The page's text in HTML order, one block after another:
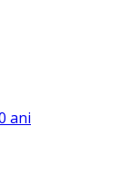
ani